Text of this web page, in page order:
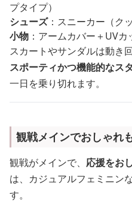
プタイプ）
シューズ：スニーカー（ク
小物 ：アームカバー＋UV
スカートやサンダルは動き
スポーティかつ機能的なス
一日を乗り切れます。
観戦メインでおしゃれ
観戦がメインで、 応援をお
は、カジュアルフェミニン
す。